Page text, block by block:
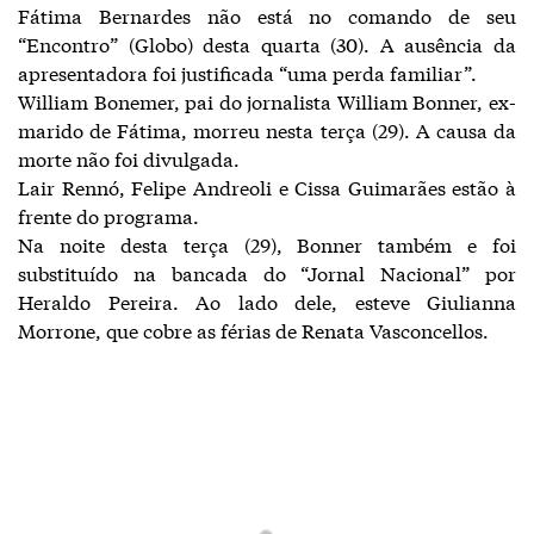
Fátima Bernardes não está no comando de seu
“Encontro” (Globo) desta quarta (30). A ausência da
apresentadora foi justificada “uma perda familiar”.
William Bonemer, pai do jornalista William Bonner, ex-
marido de Fátima, morreu nesta terça (29). A causa da
morte não foi divulgada.
Lair Rennó, Felipe Andreoli e Cissa Guimarães estão à
frente do programa.
Na noite desta terça (29), Bonner também e foi
substituído na bancada do “Jornal Nacional” por
Heraldo Pereira. Ao lado dele, esteve Giulianna
Morrone, que cobre as férias de Renata Vasconcellos.